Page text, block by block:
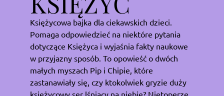
Księżycowa bajka dla ciekawskich dzieci.
Pomaga odpowiedzieć na niektóre pytania
dotyczące Księżyca i wyjaśnia fakty naukowe
w przyjazny sposób. To opowieść o dwóch
małych myszach Pip i Chipie, które
zastanawiały się, czy ktokolwiek gryzie duży